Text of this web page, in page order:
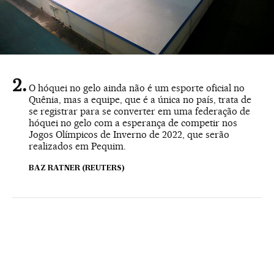
O hóquei no gelo ainda não é um esporte oficial no
Quênia, mas a equipe, que é a única no país, trata de
se registrar para se converter em uma federação de
hóquei no gelo com a esperança de competir nos
Jogos Olímpicos de Inverno de 2022, que serão
realizados em Pequim.
BAZ RATNER (REUTERS)